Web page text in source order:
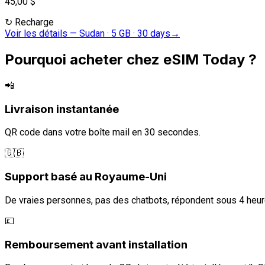
↻ Recharge
Voir les détails — Sudan · 5 GB · 30 days →
Pourquoi acheter chez eSIM Today ?
📲
Livraison instantanée
QR code dans votre boîte mail en 30 secondes.
🇬🇧
Support basé au Royaume-Uni
De vraies personnes, pas des chatbots, répondent sous 4
💷
Remboursement avant installation